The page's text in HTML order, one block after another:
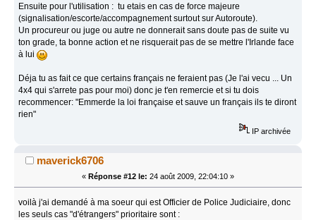
Ensuite pour l'utilisation : tu etais en cas de force majeure
(signalisation/escorte/accompagnement surtout sur Autoroute).
Un procureur ou juge ou autre ne donnerait sans doute pas de suite vu
ton grade, ta bonne action et ne risquerait pas de se mettre l'Irlande face
à lui
Déja tu as fait ce que certains français ne feraient pas (Je l'ai vecu ... Un
4x4 qui s'arrete pas pour moi) donc je t'en remercie et si tu dois
recommencer: "Emmerde la loi française et sauve un français ils te diront
rien"
IP archivée
maverick6706
« Réponse #12 le: 24 août 2009, 22:04:10 »
voilà j'ai demandé à ma soeur qui est Officier de Police Judiciaire, donc
les seuls cas "d'étrangers" prioritaire sont :